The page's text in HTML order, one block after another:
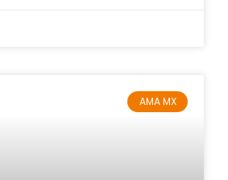
AMA MX